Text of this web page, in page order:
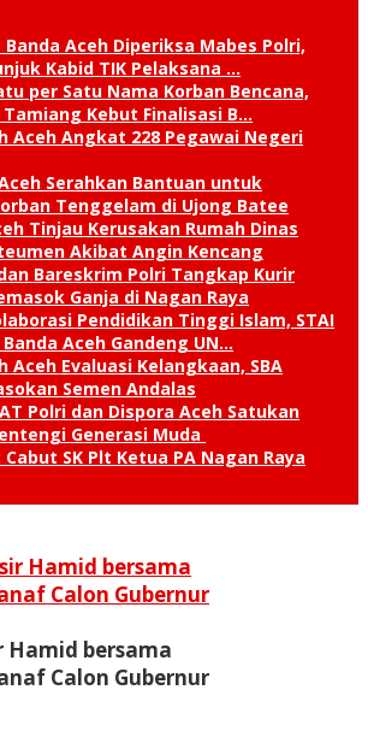
Aceh Diperiksa Mabes Polri,
Kabid TIK Pelaksana …
per Satu Nama Korban Bencana,
Tamiang Kebut Finalisasi B…
Aceh Angkat 228 Pegawai Negeri
Serahkan Bantuan untuk
Tenggelam di Ujong Batee
Tinjau Kerusakan Rumah Dinas
Akibat Angin Kencang
Bareskrim Polri Tangkap Kurir
Ganja di Nagan Raya
Pendidikan Tinggi Islam, STAI
Aceh Gandeng UN…
Aceh Evaluasi Kelangkaan, SBA
Semen Andalas
Polri dan Dispora Aceh Satukan
Generasi Muda
Cabut SK Plt Ketua PA Nagan Raya
Hamid bersama
Calon Gubernur